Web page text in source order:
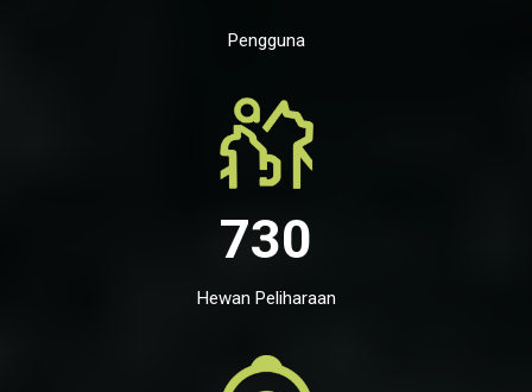
Pengguna
730
Hewan Peliharaan